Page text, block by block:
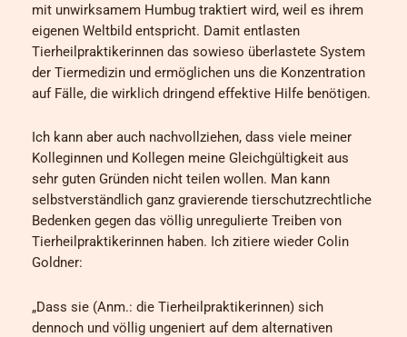
mit unwirksamem Humbug traktiert wird, weil es ihrem
eigenen Weltbild entspricht. Damit entlasten
Tierheilpraktikerinnen das sowieso überlastete System
der Tiermedizin und ermöglichen uns die Konzentration
auf Fälle, die wirklich dringend effektive Hilfe benötigen.
Ich kann aber auch nachvollziehen, dass viele meiner
Kolleginnen und Kollegen meine Gleichgültigkeit aus
sehr guten Gründen nicht teilen wollen. Man kann
selbstverständlich ganz gravierende tierschutzrechtliche
Bedenken gegen das völlig unregulierte Treiben von
Tierheilpraktikerinnen haben. Ich zitiere wieder Colin
Goldner:
„Dass sie (Anm.: die Tierheilpraktikerinnen) sich
dennoch und völlig ungeniert auf dem alternativen